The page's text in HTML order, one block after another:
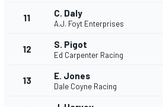
DTM
11 C. Daly
A.J. Foyt Enterprises
12 S. Pigot
Ed Carpenter Racing
13 E. Jones
Dale Coyne Racing